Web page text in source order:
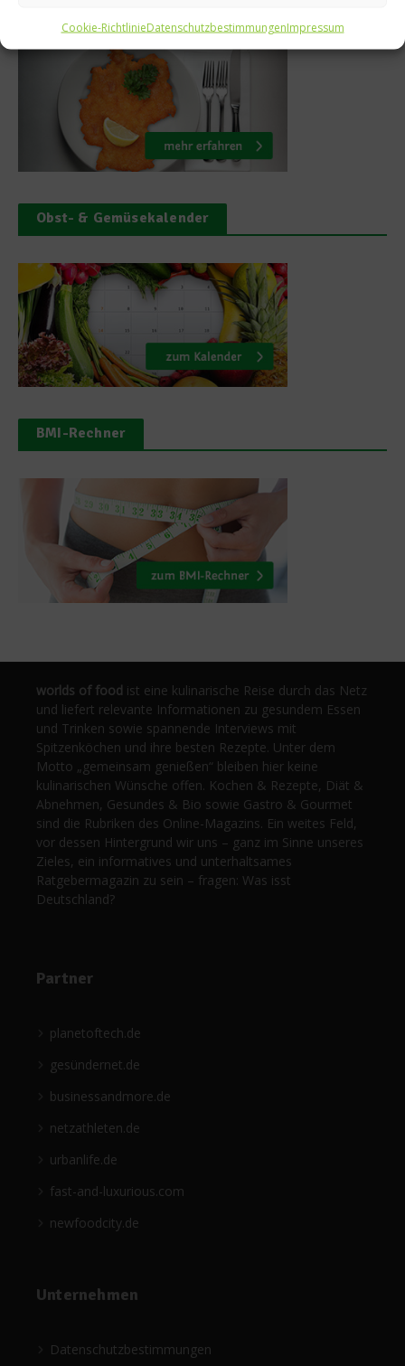
Cookie-RichtlinieDatenschutzbestimmungenImpressum
Obst- & Gemüsekalender
BMI-Rechner
worlds of food ist eine kulinarische Reise durch das Netz
und liefert relevante Informationen zu gesundem Essen
und Trinken sowie spannende Interviews mit
Spitzenköchen und ihre besten Rezepte. Unter dem
Motto „gemeinsam genießen“ bleiben hier keine
kulinarischen Wünsche offen. Kochen & Rezepte, Diät &
Abnehmen, Gesundes & Bio sowie Gastro & Gourmet
sind die Rubriken des Online-Magazins. Ein weites Feld,
vor dessen Hintergrund wir uns – ganz im Sinne unseres
Zieles, ein informatives und unterhaltsames
Ratgebermagazin zu sein – fragen: Was isst
Deutschland?
Partner
planetoftech.de
gesündernet.de
businessandmore.de
netzathleten.de
urbanlife.de
fast-and-luxurious.com
newfoodcity.de
Unternehmen
Datenschutzbestimmungen